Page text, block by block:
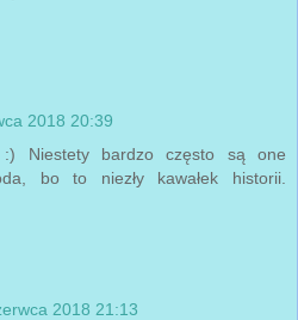
2018 20:39
Niestety bardzo często są one
bo to niezły kawałek historii.
2018 21:13